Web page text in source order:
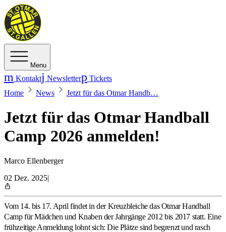
Menu
Kontakt Newsletter
Tickets
Home
News Jetzt für das Otmar Handb…
Jetzt für das Otmar Handball
Camp 2026 anmelden!
Marco Ellenberger
02 Dez. 2025|
Vom 14. bis 17. April findet in der Kreuzbleiche das Otmar Handball
Camp für Mädchen und Knaben der Jahrgänge 2012 bis 2017 statt. Eine
frühzeitige Anmeldung lohnt sich: Die Plätze sind begrenzt und rasch